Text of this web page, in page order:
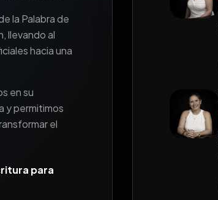
la Palabra de
llevando al
hacia una
en su
y permitimos
el
para